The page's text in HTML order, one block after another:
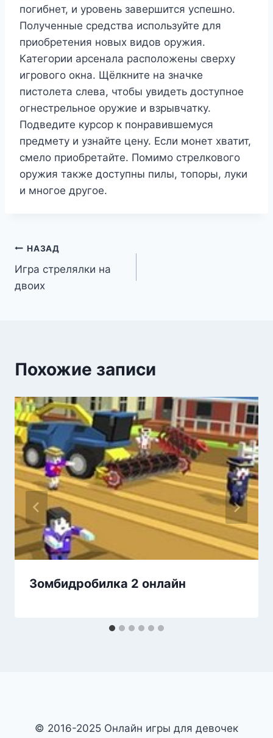
погибнет, и уровень завершится успешно.
Полученные средства используйте для
приобретения новых видов оружия.
Категории арсенала расположены сверху
игрового окна. Щёлкните на значке
пистолета слева, чтобы увидеть доступное
огнестрельное оружие и взрывчатку.
Подведите курсор к понравившемуся
предмету и узнайте цену. Если монет хватит,
смело приобретайте. Помимо стрелкового
оружия также доступны пилы, топоры, луки
и многое другое.
Навигация
по
НАЗАД
Игра стрелялки на
двоих
Похожие записи
Зомбидробилка 2 онлайн
© 2016-2025 Онлайн игры для девочек